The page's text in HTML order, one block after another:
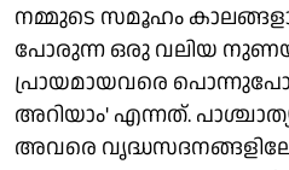
നമ്മുടെ സമൂഹം
പോരുന്ന ഒരു വലിയ
പ്രായമായവരെ
അറിയാം' എന്നത്.
അവരെ